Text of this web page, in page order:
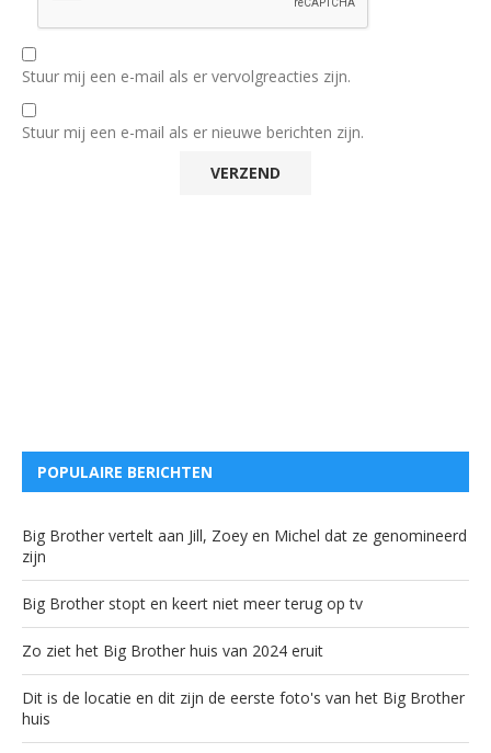
Stuur mij een e-mail als er vervolgreacties zijn.
Stuur mij een e-mail als er nieuwe berichten zijn.
POPULAIRE BERICHTEN
Big Brother vertelt aan Jill, Zoey en Michel dat ze genomineerd
zijn
Big Brother stopt en keert niet meer terug op tv
Zo ziet het Big Brother huis van 2024 eruit
Dit is de locatie en dit zijn de eerste foto's van het Big Brother
huis